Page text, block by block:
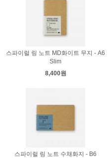
스파이럴 링 노트 MD화이트 무지 - A6
Slim
8,400원
스파이럴 링 노트 수채화지 - B6